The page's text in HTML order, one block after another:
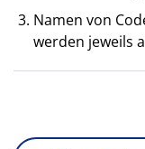
Namen von
werden jeweils